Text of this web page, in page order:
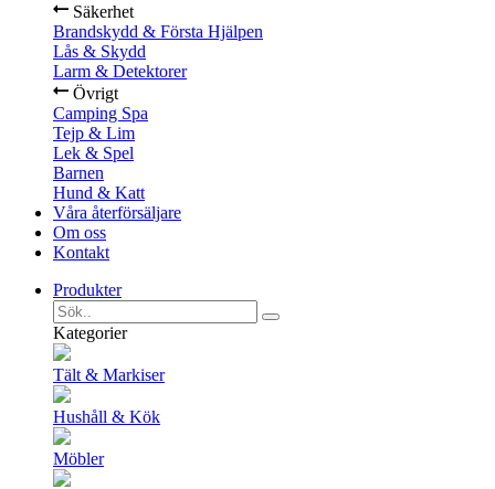
Säkerhet
Brandskydd & Första Hjälpen
Lås & Skydd
Larm & Detektorer
Övrigt
Camping Spa
Tejp & Lim
Lek & Spel
Barnen
Hund & Katt
Våra återförsäljare
Om oss
Kontakt
Produkter
Kategorier
Tält & Markiser
Hushåll & Kök
Möbler